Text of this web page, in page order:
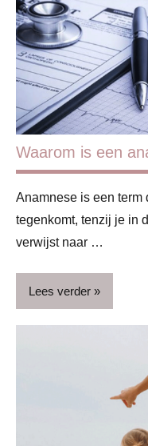
& peuter
Gezin
Gezondheid
Mondverzorging
Ontwikkeling
& verzorging
& verzorging
Waarom is een
Anamnese is een
tegenkomt, tenzij je in
verwijst naar …
Lees verder